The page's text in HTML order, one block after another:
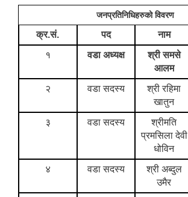
जनप्रतिनिधिहरुको विवरण
क्र.सं. पद नाम
१
वडा अध्यक्ष
श्री समसे
आलम
२
वडा सदस्य
श्री रहिमा
खातुन
३ वडा सदस्य
श्रीमति
प्रमसिला देवी
धोविन
४ वडा सदस्य
श्री अब्दुल
उमैर